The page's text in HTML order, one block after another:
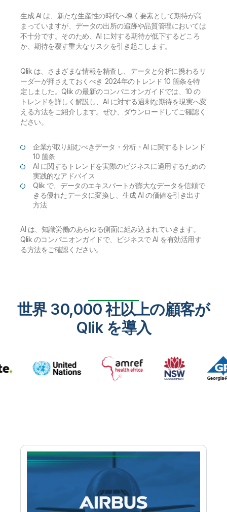
生成 AI は、新たな生産性の時代へ導く要素として期待が高
まっていますが、データの出所の追跡や品質管理においては
不十分です。そのため、AI に対する期待が低下するどころ
か、期待を覆す重大なリスクを引き起こします。
Qlik は、さまざまな情報を精査し、データと分析に携わるリ
ーダーが押さえておくべき 2024年のトレンド 10 箇条を特
定しました。Qlik の最新のコンパニオンガイドでは、10 の
トレンドを詳しく解説し、AI に対する過剰な期待を現実へ変
える方法をご紹介します。ぜひ、ダウンロードしてご確認く
ださい。
企業が取り組むべきデータ・分析・AI に関するトレンド
10 箇条
AI に関するトレンドを実際のビジネスに適用するための
実践的なアドバイス
Qlik で、データのエキスパートが膨大なデータを信頼で
きる優れたデータに変換し、生成 AI の価値を引き出す
方法
AI は、知識労働のあらゆる側面に組み込まれていきます。
Qlik のコンパニオンガイドで、ビジネスで AI を有効活用す
る方法をご確認ください。
世界 30,000 社以上の顧客が
Qlik を導入